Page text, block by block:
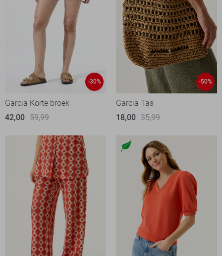
-30%
Garcia Korte broek
42,00 59,99
-50%
Garcia Tas
18,00 35,99